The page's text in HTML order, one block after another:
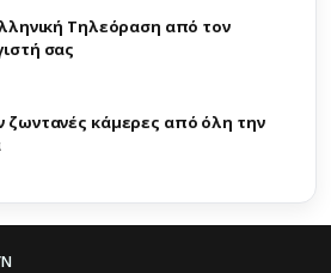
Τηλεόραση από τον
σας
ζωντανές κάμερες από όλη την